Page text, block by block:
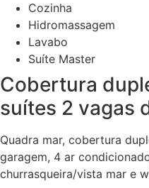
Cozinha
Hidromassagem
Lavabo
Suíte Master
Cobertura
suítes 2 vagas
Quadra mar, cobertura
garagem, 4 ar
churrasqueira/vista mar e